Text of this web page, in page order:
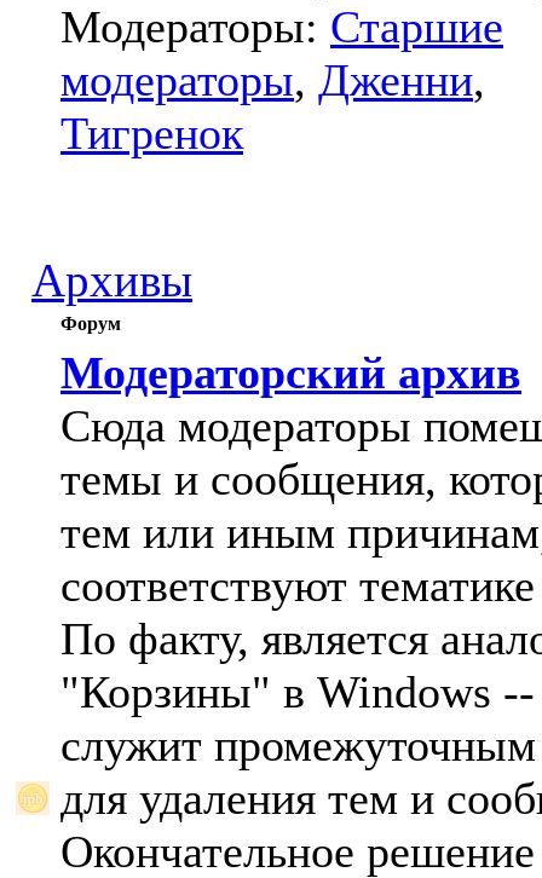
Модераторы: Старшие
модераторы, Дженни,
Тигренок
Архивы
Форум
Модераторский архив
Сюда модераторы
темы и сообщения,
тем или иным
соответствуют
По факту, является
"Корзины" в Windows --
служит промежуточным
для удаления тем и
Окончательное